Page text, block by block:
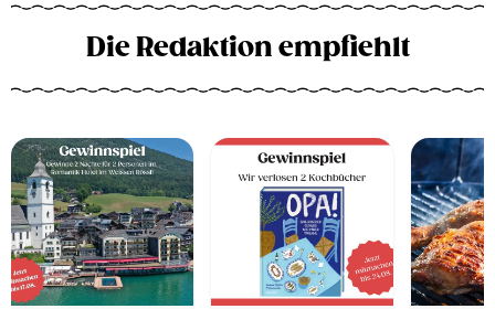
Die Redaktion empfiehlt